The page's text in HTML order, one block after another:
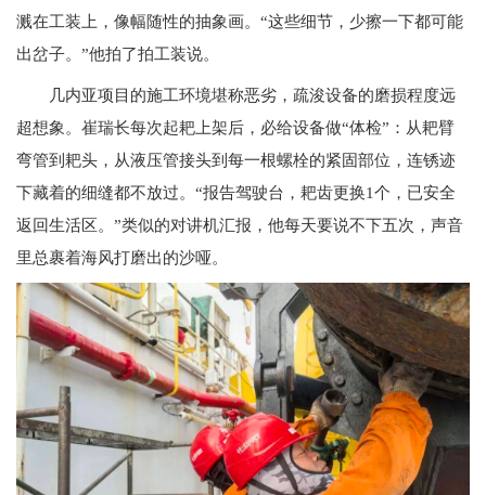
溅在工装上，像幅随性的抽象画。“这些细节，少擦一下都可能
出岔子。”他拍了拍工装说。
几内亚项目的施工环境堪称恶劣，疏浚设备的磨损程度远
超想象。崔瑞长每次起耙上架后，必给设备做“体检”：从耙臂
弯管到耙头，从液压管接头到每一根螺栓的紧固部位，连锈迹
下藏着的细缝都不放过。“报告驾驶台，耙齿更换1个，已安全
返回生活区。”类似的对讲机汇报，他每天要说不下五次，声音
里总裹着海风打磨出的沙哑。